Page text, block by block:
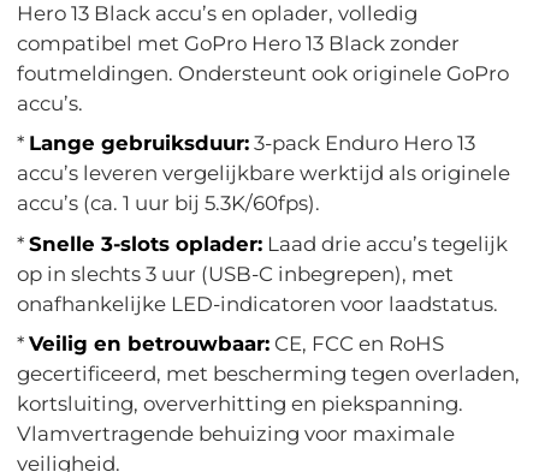
Hero 13 Black accu’s en oplader, volledig
compatibel met GoPro Hero 13 Black zonder
foutmeldingen. Ondersteunt ook originele GoPro
accu’s.
* Lange gebruiksduur: 3-pack Enduro Hero 13
accu’s leveren vergelijkbare werktijd als originele
accu’s (ca. 1 uur bij 5.3K/60fps).
*Snelle 3-slots oplader: Laad drie accu’s tegelijk
op in slechts 3 uur (USB-C inbegrepen), met
onafhankelijke LED-indicatoren voor laadstatus.
*Veilig en betrouwbaar: CE, FCC en RoHS
gecertificeerd, met bescherming tegen overladen,
kortsluiting, oververhitting en piekspanning.
Vlamvertragende behuizing voor maximale
veiligheid.